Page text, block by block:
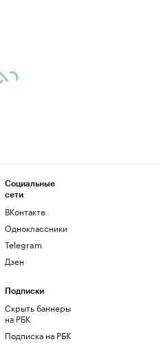
Социальные
сети
ВКонтакте
Одноклассники
Telegram
Дзен
Подписки
Скрыть баннеры
на РБК
Подписка на РБК